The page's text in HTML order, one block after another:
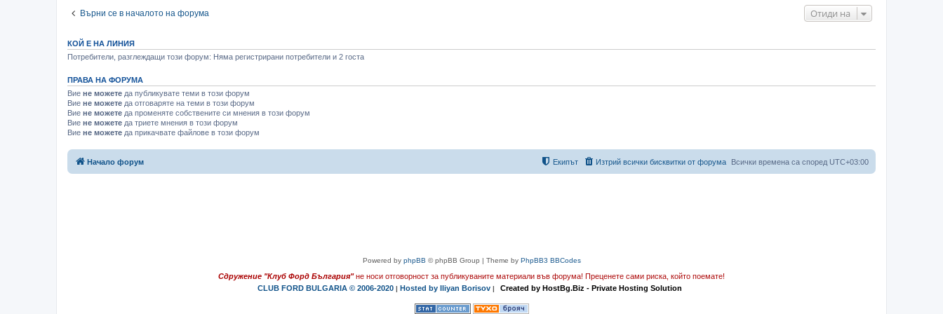
Върни се в началото на форума Отиди на
КОЙ Е НА ЛИНИЯ
Потребители, разглеждащи този форум: Няма регистрирани потребители и 2 госта
ПРАВА НА ФОРУМА
Вие не можете да публикувате теми в този форум
Вие не можете да отговаряте на теми в този форум
Вие не можете да променяте собствените си мнения в този форум
Вие не можете да триете мнения в този форум
Вие не можете да прикачвате файлове в този форум
Начало форум Всички времена са според UTC+03:00
Изтрий всички бисквитки от форума
Екипът
Powered by phpBB © phpBB Group | Theme by PhpBB3 BBCodes
Сдружение "Клуб Форд България" не носи отговорност за публикуваните материали във форума! Преценете сами риска, който поемате!
CLUB FORD BULGARIA © 2006-2020 | Hosted by Iliyan Borisov | Created by HostBg.Biz - Private Hosting Solution